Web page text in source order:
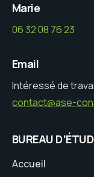
Marie
06 32 08 76 23
Email
Intéressé de
contact@ase-
BUREAU
Accueil